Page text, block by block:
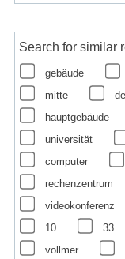
Search for similar
gebäude
mitte
hauptgebäude
universität
computer
rechenzentrum
videokonferenz
10
33
vollmer